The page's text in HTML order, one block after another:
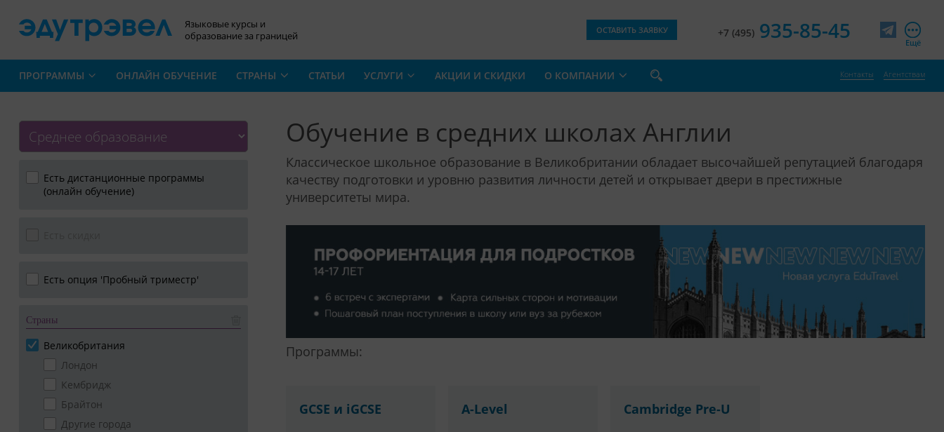
Языковые курсы и
образование за границей
ОСТАВИТЬ ЗАЯВКУ +7 (495) 935-85-45 Ещё
ПРОГРАММЫ ОНЛАЙН ОБУЧЕНИЕ СТРАНЫ СТАТЬИ УСЛУГИ АКЦИИ И СКИДКИ О КОМПАНИИ Контакты Агентствам
Обучение в средних школах Англии
Классическое школьное образование в Великобритании обладает высочайшей репутацией благодаря
качеству подготовки и уровню развития личности детей и открывает двери в престижные
университеты мира.
Программы:
GCSE и iGCSE A-Level Cambridge Pre-U
Есть дистанционные программы
(онлайн обучение)
Есть опция 'Пробный триместр'
Страны
Великобритания
Лондон
Кембридж
Брайтон
Другие города